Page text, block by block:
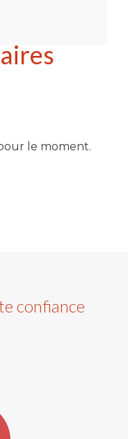
le moment.
confiance